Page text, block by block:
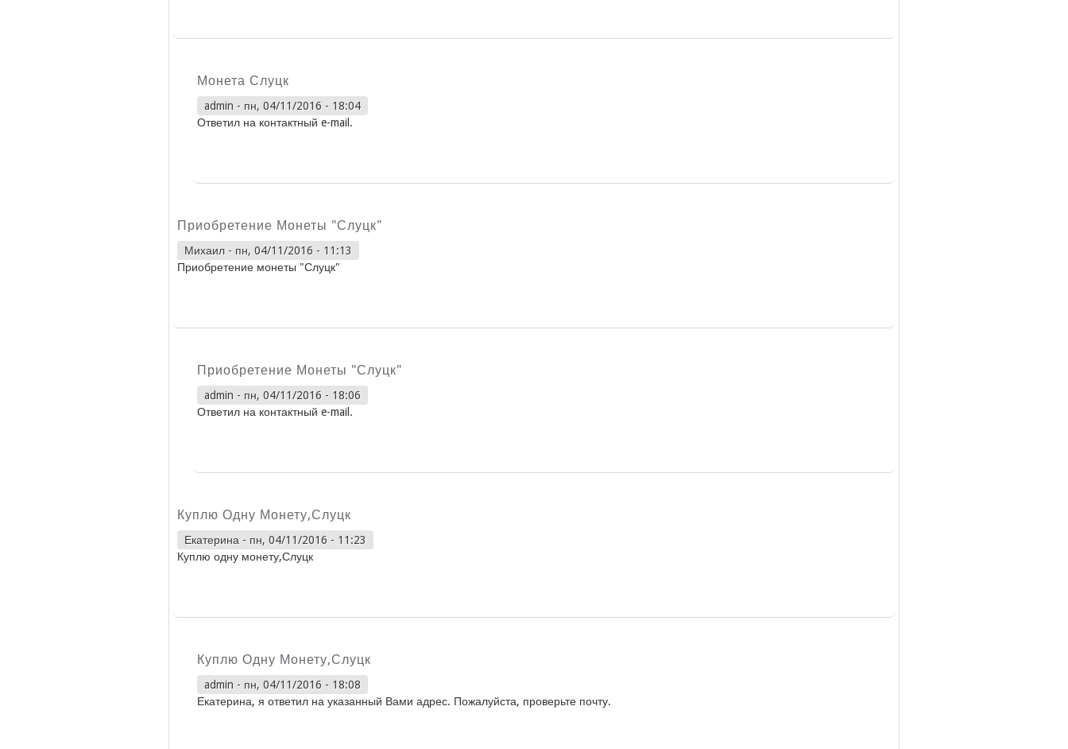
Монета Слуцк
admin - пн, 04/11/2016 - 18:04
Ответил на контактный e-mail.
Приобретение Монеты "Слуцк"
Михаил - пн, 04/11/2016 - 11:13
Приобретение монеты "Слуцк"
Приобретение Монеты "Слуцк"
admin - пн, 04/11/2016 - 18:06
Ответил на контактный e-mail.
Куплю Одну Монету,Слуцк
Екатерина - пн, 04/11/2016 - 11:23
Куплю одну монету,Слуцк
Куплю Одну Монету,Слуцк
admin - пн, 04/11/2016 - 18:08
Екатерина, я ответил на указанный Вами адрес. Пожалуйста, проверьте почту.